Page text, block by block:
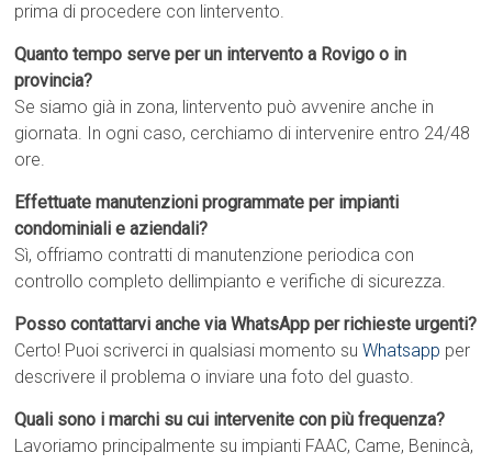
prima di procedere con lintervento.
Quanto tempo serve per un intervento a Rovigo o in
provincia?
Se siamo già in zona, lintervento può avvenire anche in
giornata. In ogni caso, cerchiamo di intervenire entro 24/48
ore.
Effettuate manutenzioni programmate per impianti
condominiali e aziendali?
Sì, offriamo contratti di manutenzione periodica con
controllo completo dellimpianto e verifiche di sicurezza.
Posso contattarvi anche via WhatsApp per richieste urgenti?
Certo! Puoi scriverci in qualsiasi momento suWhatsapp per
descrivere il problema o inviare una foto del guasto.
Quali sono i marchi su cui intervenite con più frequenza?
Lavoriamo principalmente su impianti FAAC, Came, Benincà,